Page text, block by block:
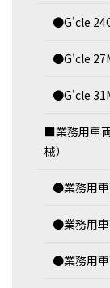
●G'cle
●G'cle
●G'cle
■業務用車
械）
●業務用
●業務用
●業務用